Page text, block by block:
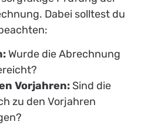
Dabei solltest du
Wurde die Abrechnung
Vorjahren:Sind die
zu den Vorjahren